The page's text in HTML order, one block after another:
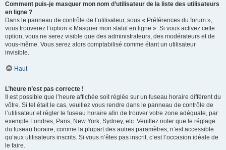
Comment puis-je masquer mon nom d’utilisateur de la liste des utilisateurs
en ligne ?
Dans le panneau de contrôle de l’utilisateur, sous « Préférences du forum »,
vous trouverez l’option « Masquer mon statut en ligne ». Si vous activez cette
option, vous ne serez visible que des administrateurs, des modérateurs et de
vous-même. Vous serez alors comptabilisé comme étant un utilisateur
invisible.
Haut
L’heure n’est pas correcte !
Il est possible que l’heure affichée soit réglée sur un fuseau horaire différent du
vôtre. Si tel était le cas, veuillez vous rendre dans le panneau de contrôle de
l’utilisateur et régler le fuseau horaire afin de trouver votre zone adéquate, par
exemple Londres, Paris, New York, Sydney, etc. Veuillez noter que le réglage
du fuseau horaire, comme la plupart des autres paramètres, n’est accessible
qu’aux utilisateurs inscrits. Si vous n’êtes pas inscrit, c’est l’occasion idéale de
le faire.